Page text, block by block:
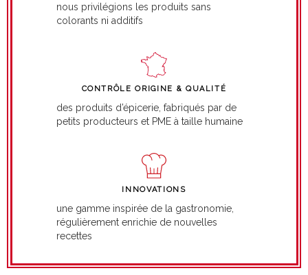
nous privilégions les produits sans
colorants ni additifs
CONTRÔLE ORIGINE & QUALITÉ
des produits d’épicerie, fabriqués par de
petits producteurs et PME à taille humaine
INNOVATIONS
une gamme inspirée de la gastronomie,
régulièrement enrichie de nouvelles
recettes